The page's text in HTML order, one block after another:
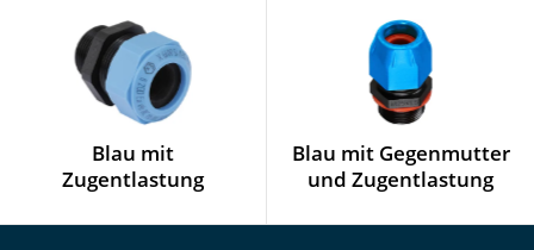
Blau mit
Zugentlastung
Blau mit Gegenmutter
und Zugentlastung